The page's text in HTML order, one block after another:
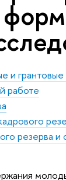
и
работе
резерва